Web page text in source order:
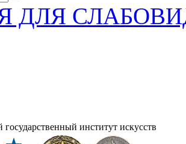
ДЛЯ
государственный институт искусств